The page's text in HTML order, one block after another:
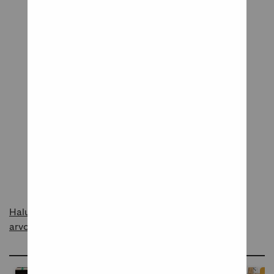
Haluatko raportoida asiattomasta sisällöstä
arvosteluissa?